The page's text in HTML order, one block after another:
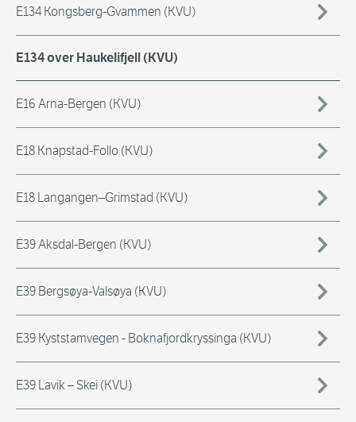
E134 Kongsberg-Gvammen (KVU)
E134 over Haukelifjell (KVU)
E16 Arna-Bergen (KVU)
E18 Knapstad-Follo (KVU)
E18 Langangen–Grimstad (KVU)
E39 Aksdal-Bergen (KVU)
E39 Bergsøya-Valsøya (KVU)
E39 Kyststamvegen - Boknafjordkryssinga (KVU)
E39 Lavik – Skei (KVU)